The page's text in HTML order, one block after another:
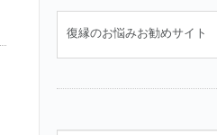
復縁のお悩みお勧めサイト